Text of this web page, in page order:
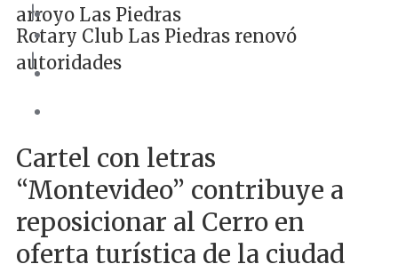
arroyo Las Piedras
|
Rotary Club Las Piedras renovó
autoridades
|
Cartel con letras
“Montevideo” contribuye a
reposicionar al Cerro en
oferta turística de la ciudad